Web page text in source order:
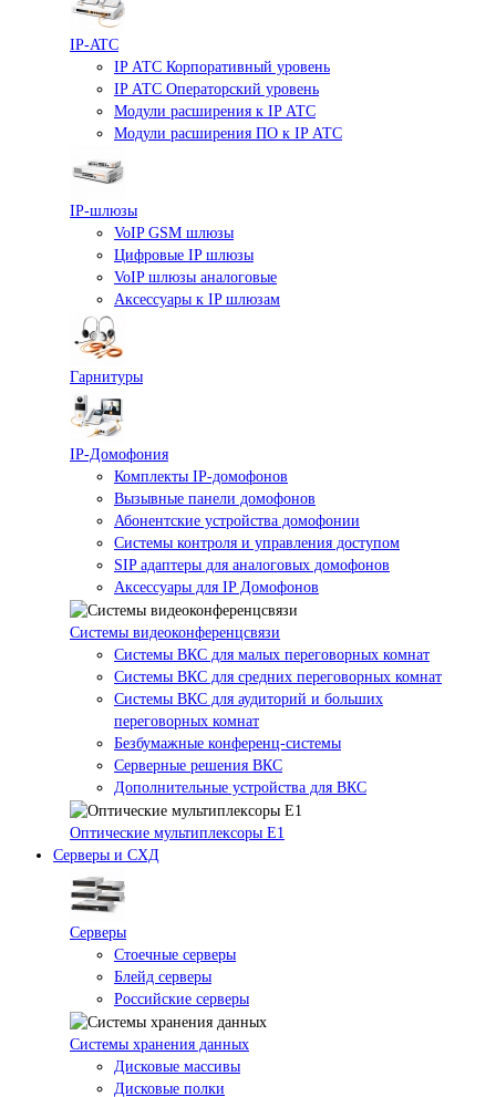
IP-ATC
IP АТС Корпоративный уровень
IP АТС Операторский уровень
Модули расширения к IP АТС
Модули расширения ПО к IP АТС
IP-шлюзы
VoIP GSM шлюзы
Цифровые IP шлюзы
VoIP шлюзы аналоговые
Аксессуары к IP шлюзам
Гарнитуры
IP-Домофония
Комплекты IP-домофонов
Вызывные панели домофонов
Абонентские устройства домофонии
Системы контроля и управления доступом
SIP адаптеры для аналоговых домофонов
Аксессуары для IP Домофонов
Системы видеоконференцсвязи
Системы ВКС для малых переговорных комнат
Системы ВКС для средних переговорных комнат
Системы ВКС для аудиторий и больших
переговорных комнат
Безбумажные конференц-системы
Серверные решения ВКС
Дополнительные устройства для ВКС
Оптические мультиплексоры Е1
Серверы и СХД
Серверы
Стоечные серверы
Блейд серверы
Российские серверы
Системы хранения данных
Дисковые массивы
Дисковые полки